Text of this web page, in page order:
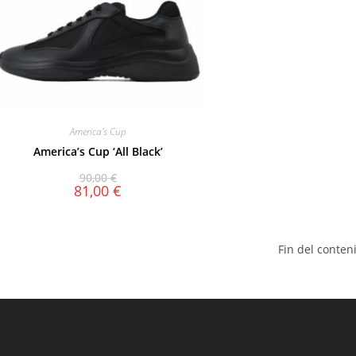
America's Cup
America’s Cup ‘All Black’
90,00€
81,00€
Fin del